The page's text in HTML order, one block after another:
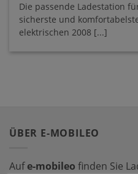
Die passende Ladestation
sicherste und
elektrischen 2008 [...]
ÜBER E-MOBILEO
Aufe-mobileo finden Sie